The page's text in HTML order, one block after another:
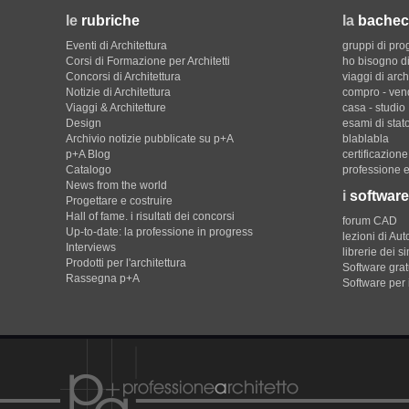
le rubriche
Eventi di Architettura
Corsi di Formazione per Architetti
Concorsi di Architettura
Notizie di Architettura
Viaggi & Architetture
Design
Archivio notizie pubblicate su p+A
p+A Blog
Catalogo
News from the world
Progettare e costruire
Hall of fame. i risultati dei concorsi
Up-to-date: la professione in progress
Interviews
Prodotti per l'architettura
Rassegna p+A
la
gruppi di
ho bisogno
viaggi di
compro -
casa - studio
esami di
blablabla
professione
i software
forum CAD
lezioni di
librerie dei
Software
Software